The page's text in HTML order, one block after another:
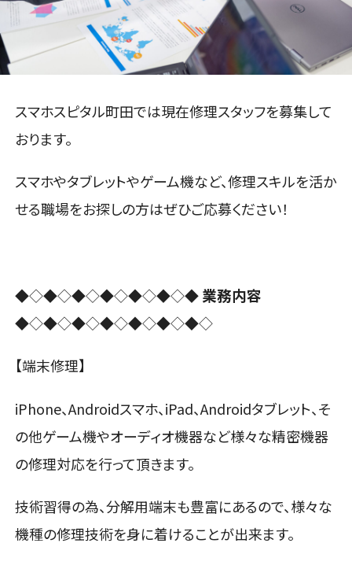
スマホスピタル町田では現在修理スタッフを募集して
おります。
スマホやタブレットやゲーム機など、修理スキルを活か
せる職場をお探しの方はぜひご応募ください！
◆◇◆◇◆◇◆◇◆◇◆◇◆業務内容
◆◇◆◇◆◇◆◇◆◇◆◇◆◇
【端末修理】
iPhone、Androidスマホ、iPad、Androidタブレット、そ
の他ゲーム機やオーディオ機器など様々な精密機器
の修理対応を行って頂きます。
技術習得の為、分解用端末も豊富にあるので、様々な
機種の修理技術を身に着けることが出来ます。